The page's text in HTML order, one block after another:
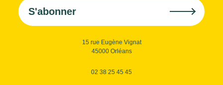
S'abonner
15 rue Eugène Vignat
45000 Orléans
02 38 25 45 45